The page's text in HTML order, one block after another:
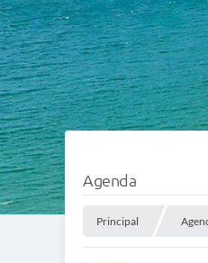
Agenda
Principal